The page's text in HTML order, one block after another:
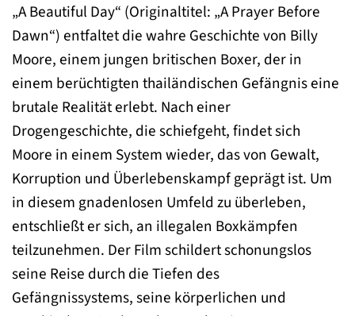
„A Beautiful Day“ (Originaltitel: „A Prayer Before
Dawn“) entfaltet die wahre Geschichte von Billy
Moore, einem jungen britischen Boxer, der in
einem berüchtigten thailändischen Gefängnis eine
brutale Realität erlebt. Nach einer
Drogengeschichte, die schiefgeht, findet sich
Moore in einem System wieder, das von Gewalt,
Korruption und Überlebenskampf geprägt ist. Um
in diesem gnadenlosen Umfeld zu überleben,
entschließt er sich, an illegalen Boxkämpfen
teilzunehmen. Der Film schildert schonungslos
seine Reise durch die Tiefen des
Gefängnissystems, seine körperlichen und